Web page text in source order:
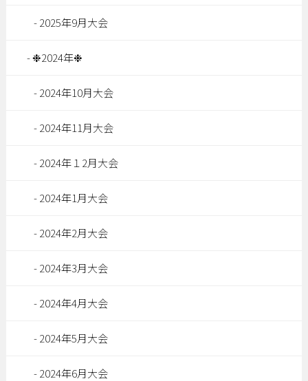
2025年9月大会
❉2024年❉
2024年10月大会
2024年11月大会
2024年１2月大会
2024年1月大会
2024年2月大会
2024年3月大会
2024年4月大会
2024年5月大会
2024年6月大会